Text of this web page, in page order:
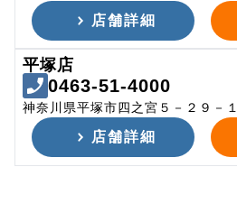
店舗詳細
平塚店
0463-51-4000
神奈川県平塚市四之宮５－２９－１
店舗詳細